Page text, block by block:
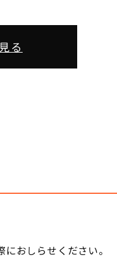
る
おしらせください。